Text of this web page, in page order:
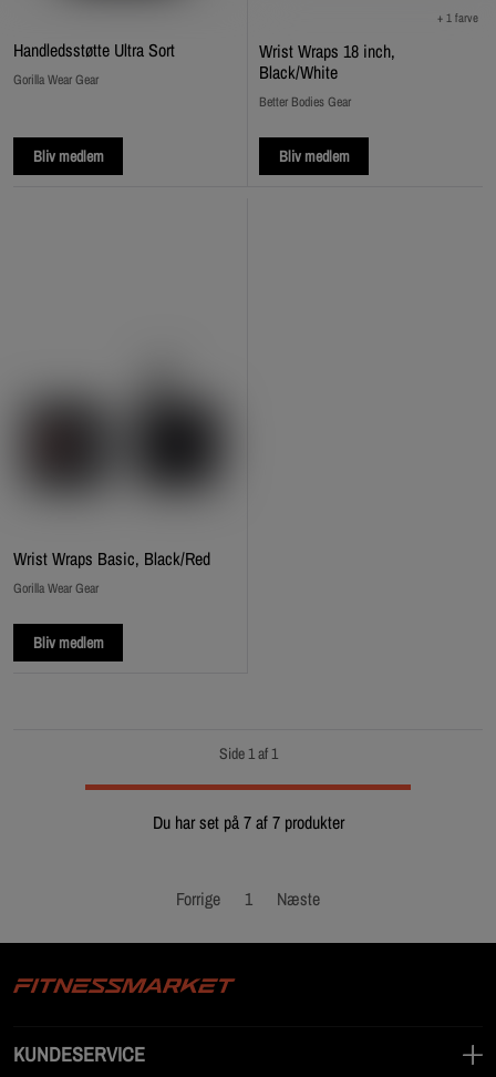
Handledsstøtte Ultra Sort
Gorilla Wear Gear
Bliv medlem
Wrist Wraps 18 inch,
Black/White
+ 1 farve
Better Bodies Gear
Bliv medlem
Wrist Wraps Basic, Black/Red
Gorilla Wear Gear
Bliv medlem
Side 1 af 1
Du har set på 7 af 7 produkter
Forrige 1 Næste
KUNDESERVICE